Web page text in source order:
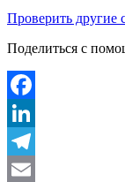
Проверить другие
Поделиться с
Facebook
LinkedIn
Telegram